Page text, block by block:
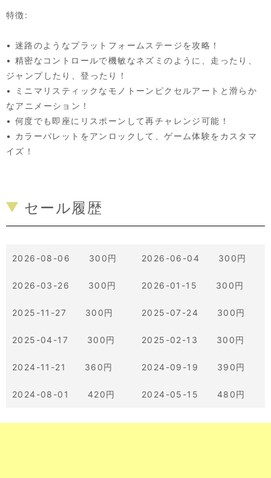
特徴:
• 迷路のようなプラットフォームステージを攻略！
• 精密なコントロールで機敏なネズミのように、走ったり、
ジャンプしたり、登ったり！
• ミニマリスティックなモノトーンピクセルアートと滑らか
なアニメーション！
• 何度でも即座にリスポーンして再チャレンジ可能！
• カラーパレットをアンロックして、ゲーム体験をカスタマ
イズ！
セール履歴
2026-08-06 300円 2026-06-04 300円
2026-03-26 300円 2026-01-15 300円
2025-11-27 300円 2025-07-24 300円
2025-04-17 300円 2025-02-13 300円
2024-11-21 360円 2024-09-19 390円
2024-08-01 420円 2024-05-15 480円